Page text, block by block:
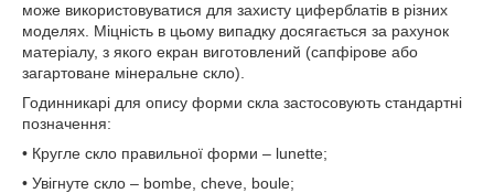
може використовуватися для захисту циферблатів в різних
моделях. Міцність в цьому випадку досягається за рахунок
матеріалу, з якого екран виготовлений (сапфірове або
загартоване мінеральне скло).
Годинникарі для опису форми скла застосовують стандартні
позначення:
• Кругле скло правильної форми – lunette;
• Увігнуте скло – bоmbe, cheve, bоule;